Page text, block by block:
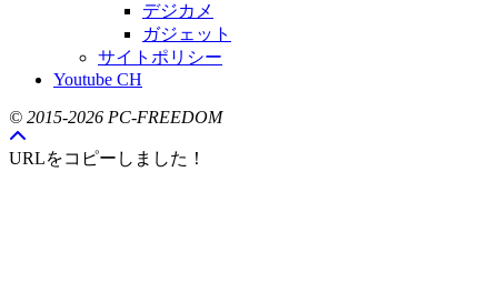
デジカメ
ガジェット
サイトポリシー
Youtube CH
© 2015-2026 PC-FREEDOM
URLをコピーしました！